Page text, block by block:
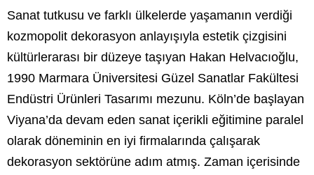
Sanat tutkusu ve farklı ülkelerde yaşamanın verdiği
kozmopolit dekorasyon anlayışıyla estetik çizgisini
kültürlerarası bir düzeye taşıyan Hakan Helvacıoğlu,
1990 Marmara Üniversitesi Güzel Sanatlar Fakültesi
Endüstri Ürünleri Tasarımı mezunu. Köln’de başlayan
Viyana’da devam eden sanat içerikli eğitimine paralel
olarak döneminin en iyi firmalarında çalışarak
dekorasyon sektörüne adım atmış. Zaman içerisinde